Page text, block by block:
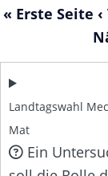
« Erste Seite
Landtagswahl
Mat
Ein